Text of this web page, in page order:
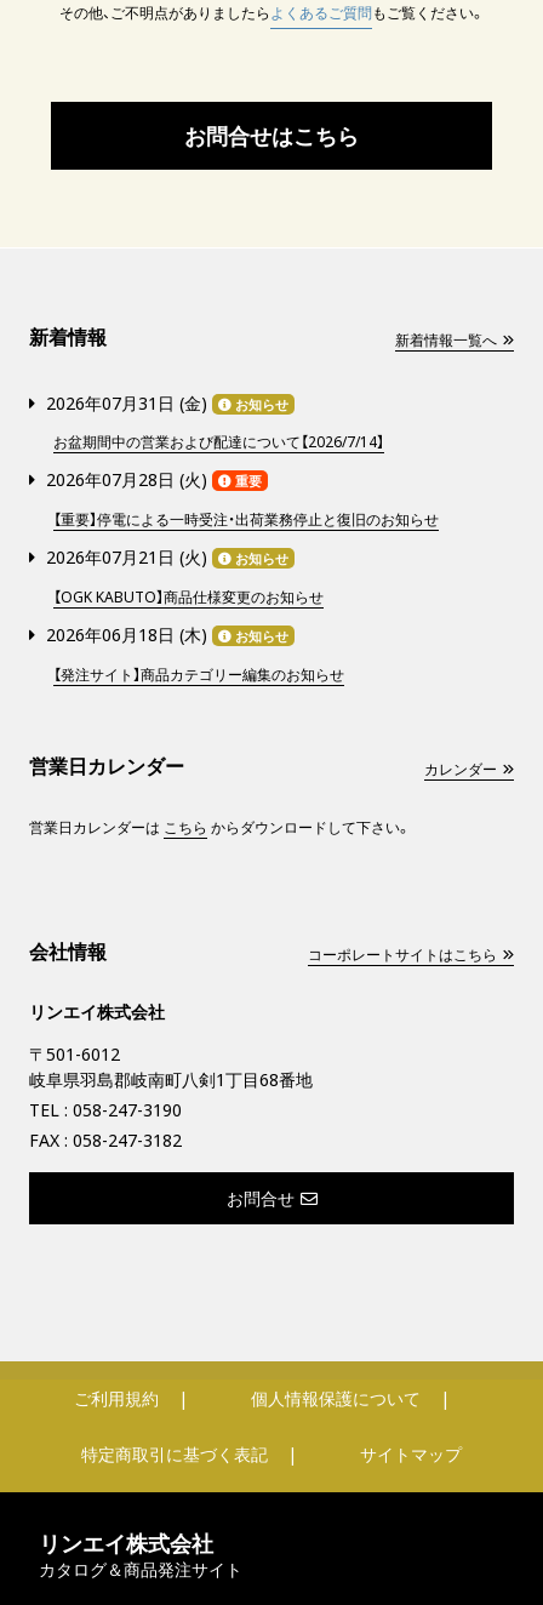
その他、ご不明点がありましたらよくあるご質問もご覧ください。
お問合せはこちら
新着情報 新着情報一覧へ
2026年07月31日 (金) お知らせ
お盆期間中の営業および配達について【2026/7/14】
2026年07月28日 (火) 重要
【重要】停電による一時受注・出荷業務停止と復旧のお知らせ
2026年07月21日 (火) お知らせ
【OGK KABUTO】商品仕様変更のお知らせ
2026年06月18日 (木) お知らせ
【発注サイト】商品カテゴリー編集のお知らせ
営業日カレンダー カレンダー
営業日カレンダーは こちら からダウンロードして下さい。
会社情報 コーポレートサイトはこちら
リンエイ株式会社
〒501-6012
岐阜県羽島郡岐南町八剣1丁目68番地
TEL : 058-247-3190
FAX : 058-247-3182
お問合せ
ご利用規約 個人情報保護について
特定商取引に基づく表記 サイトマップ
リンエイ株式会社
カタログ＆商品発注サイト